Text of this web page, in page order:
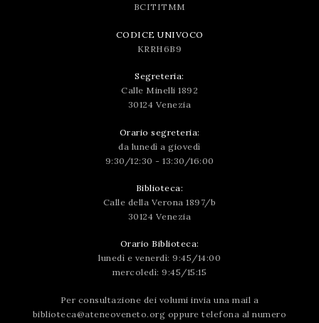
BCITITMM
CODICE UNIVOCO
KRRH6B9
Segreteria:
Calle Minelli 1892
30124 Venezia
Orario segreteria:
da lunedì a giovedì
9:30/12:30 - 13:30/16:00
Biblioteca:
Calle della Verona 1897/b
30124 Venezia
Orario Biblioteca:
lunedì e venerdì: 9:45/14:00
mercoledì: 9:45/15:15
Per consultazione dei volumi invia una mail a
biblioteca@ateneoveneto.org oppure telefona al numero